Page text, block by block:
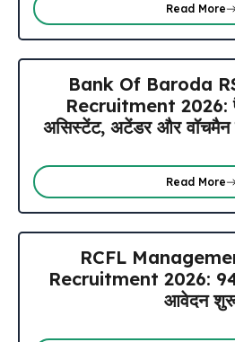
Read More
Bank Of Baroda
Recruitment 2026:
असिस्टेंट, अटेंडर और
Read More
RCFL
Recruitment 2026: 94
आवेदन